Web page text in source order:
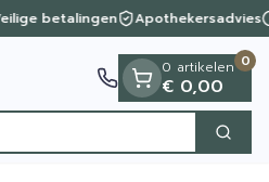
betalingen Apothekersadvies
Zoek
0 artikelen
€ 0,00
0